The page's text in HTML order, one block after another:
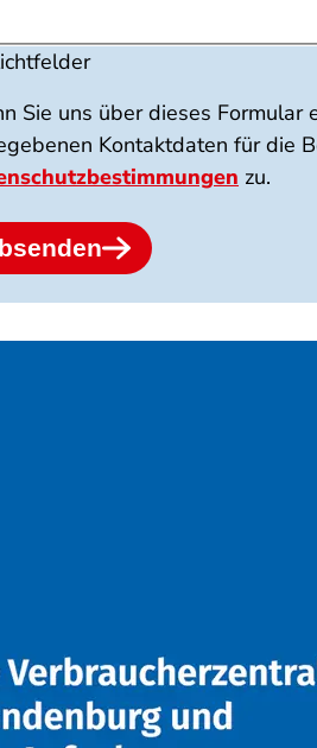
Sie uns über dieses Formular
Kontaktdaten für die
zu.